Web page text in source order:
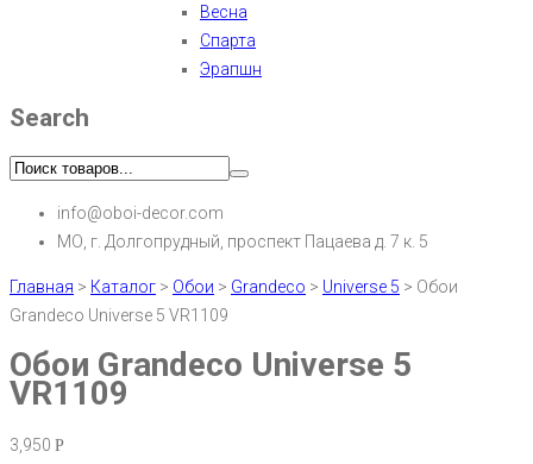
Весна
Спарта
Эрапшн
Search
info@oboi-decor.com
МО, г. Долгопрудный, проспект Пацаева д. 7 к. 5
Главная > Каталог > Обои > Grandeco > Universe 5 > Обои
Grandeco Universe 5 VR1109
Обои Grandeco Universe 5
VR1109
3,950 Р